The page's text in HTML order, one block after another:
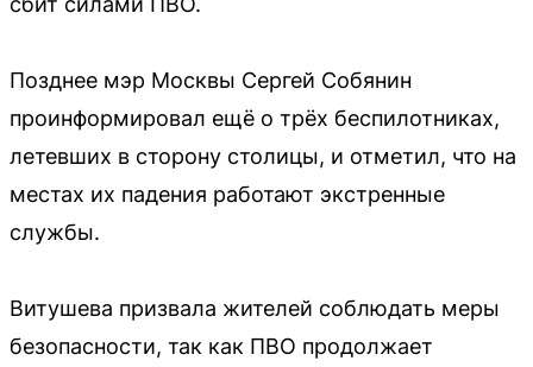
Позднее мэр Москвы Сергей Собянин
проинформировал ещё о трёх беспилотниках,
летевших в сторону столицы, и отметил, что на
местах их падения работают экстренные
службы.
Витушева призвала жителей соблюдать меры
безопасности, так как ПВО продолжает